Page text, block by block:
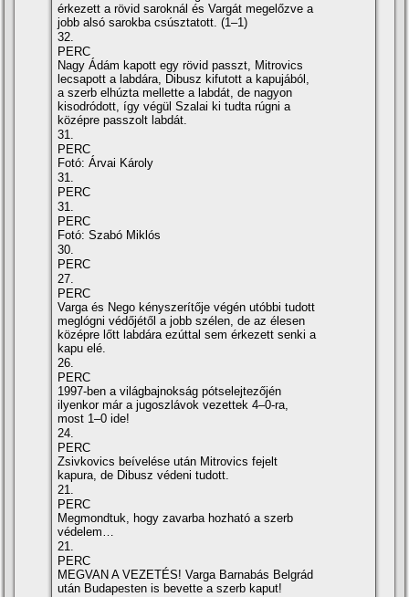
érkezett a rövid saroknál és Vargát megelőzve a
jobb alsó sarokba csúsztatott. (1–1)
32.
PERC
Nagy Ádám kapott egy rövid passzt, Mitrovics
lecsapott a labdára, Dibusz kifutott a kapujából,
a szerb elhúzta mellette a labdát, de nagyon
kisodródott, így végül Szalai ki tudta rúgni a
középre passzolt labdát.
31.
PERC
Fotó: Árvai Károly
31.
PERC
31.
PERC
Fotó: Szabó Miklós
30.
PERC
27.
PERC
Varga és Nego kényszerítője végén utóbbi tudott
meglógni védőjétől a jobb szélen, de az élesen
középre lőtt labdára ezúttal sem érkezett senki a
kapu elé.
26.
PERC
1997-ben a világbajnokság pótselejtezőjén
ilyenkor már a jugoszlávok vezettek 4–0-ra,
most 1–0 ide!
24.
PERC
Zsivkovics beívelése után Mitrovics fejelt
kapura, de Dibusz védeni tudott.
21.
PERC
Megmondtuk, hogy zavarba hozható a szerb
védelem…
21.
PERC
MEGVAN A VEZETÉS! Varga Barnabás Belgrád
után Budapesten is bevette a szerb kaput!